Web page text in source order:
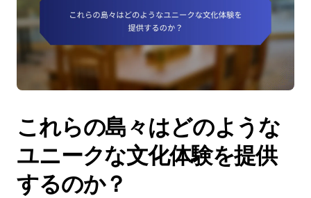
これらの島々はどのような
ユニークな文化体験を提供
するのか？